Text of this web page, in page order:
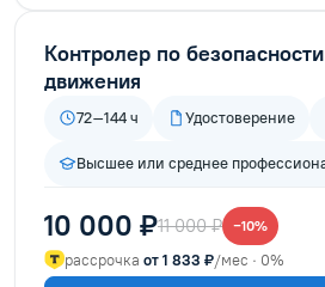
Контролер по
движения
72–144 ч Удостоверение
Высшее или среднее
10 000 ₽11 000 ₽ −10%
рассрочка от 1 833 ₽/мес · 0%